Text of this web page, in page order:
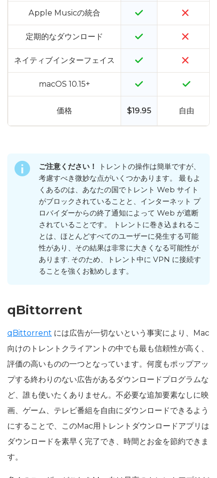
Apple Musicの統合
定期的なダウンロード
ネイティブインターフェイス
macOS 10.15+
価格 $19.95 自由
ご注意ください！
トレントの操作は簡単ですが、
考慮すべき微妙な点がいくつかあります。 最もよ
くあるのは、あなたの国でトレント Web サイト
がブロックされていることと、インターネット プ
ロバイダーからの終了通知によって Web が遮断
されていることです。 トレントに巻き込まれるこ
とは、ほとんどすべてのユーザーに発生する可能
性があり、その結果は非常に大きくなる可能性が
あります. そのため、トレント中に VPN に接続す
ることを強くお勧めします。
qBittorrent
qBittorrent には広告が一切ないという事実により、Mac
向けのトレントクライアントの中でも最も信頼性が高く、
評価の高いものの一つとなっています。何度もポップアッ
プする終わりのない広告があるダウンロードプログラムな
ど、誰も使いたくありません。不必要な追加要素なしに映
画、ゲーム、テレビ番組を自由にダウンロードできるよう
にすることで、このMac用トレントダウンロードアプリは
ダウンロードを素早く完了でき、時間とお金を節約できま
す。